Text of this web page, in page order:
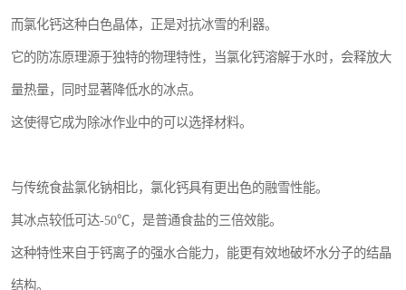
而氯化钙这种白色晶体，正是对抗冰雪的利器。
它的防冻原理源于独特的物理特性，当氯化钙溶解于水时，会释放大
量热量，同时显著降低水的冰点。
这使得它成为除冰作业中的可以选择材料。
与传统食盐氯化钠相比，氯化钙具有更出色的融雪性能。
其冰点较低可达-50℃，是普通食盐的三倍效能。
这种特性来自于钙离子的强水合能力，能更有效地破坏水分子的结晶
结构。